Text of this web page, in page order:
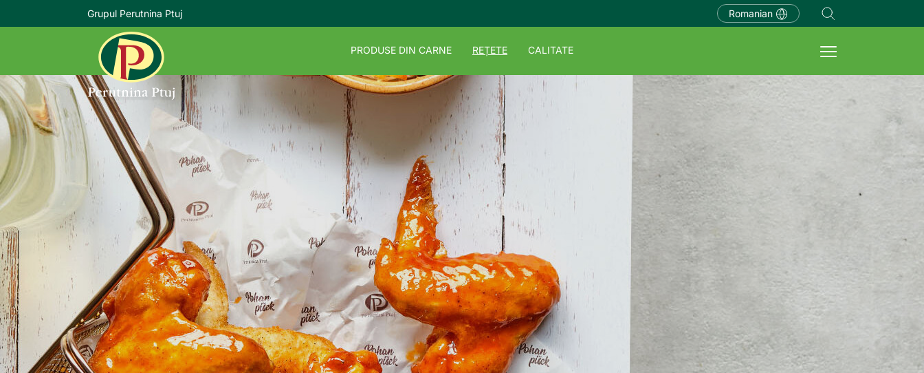
Grupul Perutnina Ptuj Romanian
PRODUSE DIN CARNE REȚETE CALITATE